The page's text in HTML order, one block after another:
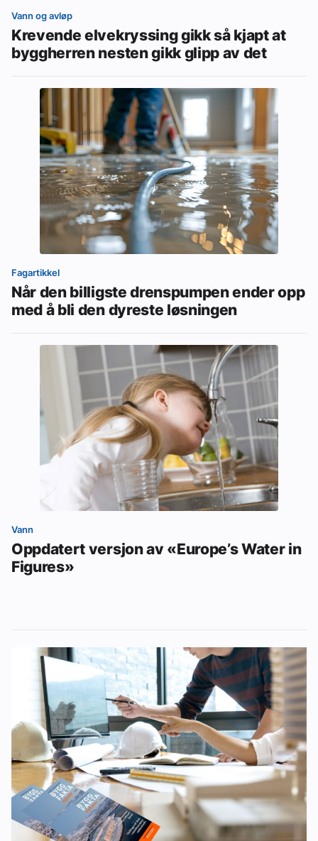
Vann og avløp
Krevende elvekryssing gikk så kjapt at
byggherren nesten gikk glipp av det
Fagartikkel
Når den billigste drenspumpen ender opp
med å bli den dyreste løsningen
Vann
Oppdatert versjon av «Europe’s Water in
Figures»